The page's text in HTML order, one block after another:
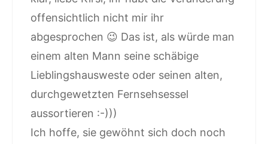
offensichtlich nicht mir ihr
abgesprochen 😉 Das ist, als würde man
einem alten Mann seine schäbige
Lieblingshausweste oder seinen alten,
durchgewetzten Fernsehsessel
aussortieren :-)))
Ich hoffe, sie gewöhnt sich doch noch